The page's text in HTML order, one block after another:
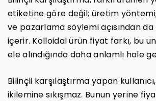
etiketine göre değil; üretim
ve pazarlama söylemi açısından da
içerir. Kolloidal ürün fiyat farkı, bu
ele alındığında daha anlamlı hale
Bilinçli karşılaştırma yapan
ikilemine sıkışmaz. Bunun yerine